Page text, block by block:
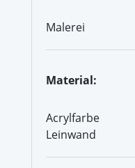
Malerei
Material:
Acrylfarbe
Leinwand